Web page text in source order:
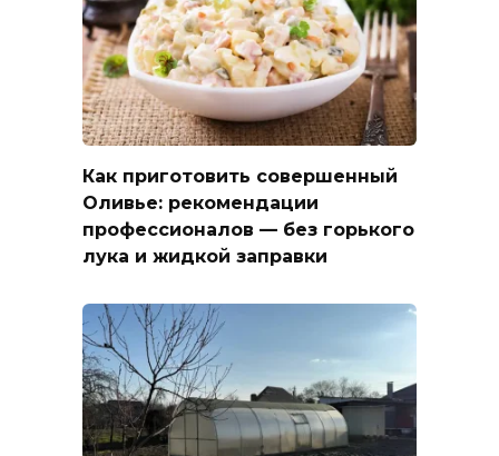
Как приготовить совершенный
Оливье: рекомендации
профессионалов — без горького
лука и жидкой заправки